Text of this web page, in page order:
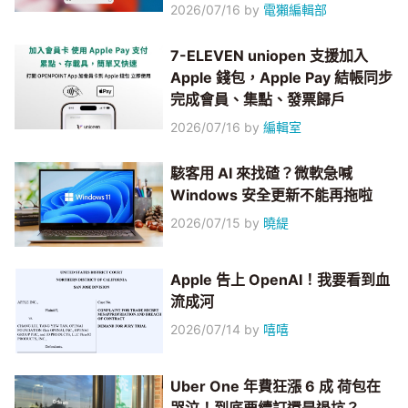
2026/07/16 by 電獺編輯部
7-ELEVEN uniopen 支援加入
Apple 錢包，Apple Pay 結帳同步
完成會員、集點、發票歸戶
2026/07/16 by編輯室
駭客用 AI 來找碴？微軟急喊
Windows 安全更新不能再拖啦
2026/07/15 by 曉緹
Apple 告上 OpenAI！我要看到血
流成河
2026/07/14 by 嘻嘻
Uber One 年費狂漲 6 成 荷包在